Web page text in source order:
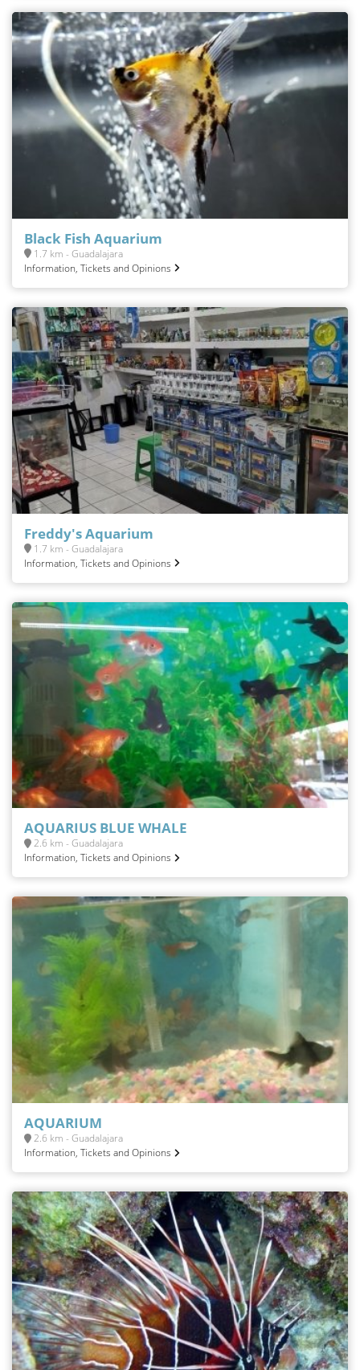
Black Fish Aquarium
1.7 km - Guadalajara
Information, Tickets and Opinions
Freddy's Aquarium
1.7 km - Guadalajara
Information, Tickets and Opinions
AQUARIUS BLUE WHALE
2.6 km - Guadalajara
Information, Tickets and Opinions
AQUARIUM
2.6 km - Guadalajara
Information, Tickets and Opinions